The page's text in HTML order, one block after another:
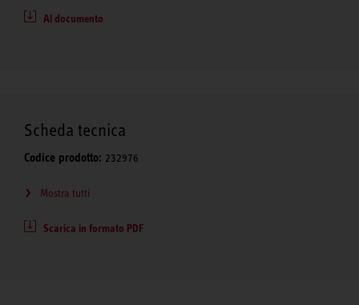
Al documento
Scheda tecnica
Codice prodotto: 232976
Mostra tutti
Scarica in formato PDF